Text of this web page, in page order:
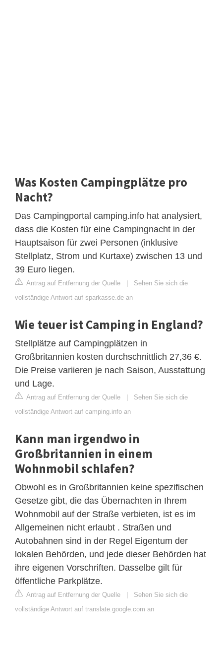
Was Kosten Campingplätze pro
Nacht?
Das Campingportal camping.info hat analysiert,
dass die Kosten für eine Campingnacht in der
Hauptsaison für zwei Personen (inklusive
Stellplatz, Strom und Kurtaxe) zwischen 13 und
39 Euro liegen.
Antrag auf Entfernung der Quelle | Sehen Sie sich die
vollständige Antwort auf sparkasse.de an
Wie teuer ist Camping in England?
Stellplätze auf Campingplätzen in
Großbritannien kosten durchschnittlich 27,36 €.
Die Preise variieren je nach Saison, Ausstattung
und Lage.
Antrag auf Entfernung der Quelle | Sehen Sie sich die
vollständige Antwort auf camping.info an
Kann man irgendwo in
Großbritannien in einem
Wohnmobil schlafen?
Obwohl es in Großbritannien keine spezifischen
Gesetze gibt, die das Übernachten in Ihrem
Wohnmobil auf der Straße verbieten, ist es im
Allgemeinen nicht erlaubt . Straßen und
Autobahnen sind in der Regel Eigentum der
lokalen Behörden, und jede dieser Behörden hat
ihre eigenen Vorschriften. Dasselbe gilt für
öffentliche Parkplätze.
Antrag auf Entfernung der Quelle | Sehen Sie sich die
vollständige Antwort auf translate.google.com an